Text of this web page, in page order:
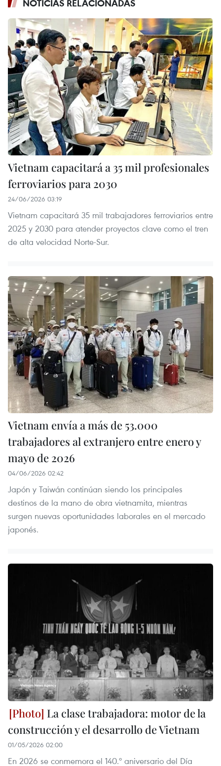
NOTICIAS RELACIONADAS
Vietnam capacitará a 35 mil profesionales
ferroviarios para 2030
24/06/2026 03:19
Vietnam capacitará 35 mil trabajadores ferroviarios entre
2025 y 2030 para atender proyectos clave como el tren
de alta velocidad Norte-Sur.
Vietnam envía a más de 53.000
trabajadores al extranjero entre enero y
mayo de 2026
04/06/2026 02:42
Japón y Taiwán continúan siendo los principales
destinos de la mano de obra vietnamita, mientras
surgen nuevas oportunidades laborales en el mercado
japonés.
La clase trabajadora: motor de la
construcción y el desarrollo de Vietnam
01/05/2026 02:00
En 2026 se conmemora el 140.º aniversario del Día